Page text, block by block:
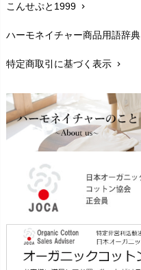
お手入れについて
レビューを書こうchevron_right
返品交換chevron_right
FAXでのご注文
お問い合わせchevron_right
こんせぷと1999 chevron_right
ハーモネイチャー商品用語辞典
特定商取引に基づく表示 chevron_right